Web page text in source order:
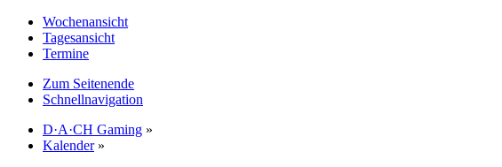
Wochenansicht
Tagesansicht
Termine
Zum Seitenende
Schnellnavigation
D·A·CH Gaming »
Kalender »